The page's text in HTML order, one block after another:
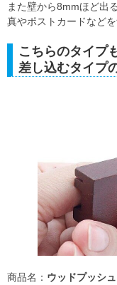
また壁から8mmほど出
真やポストカードなど
こちらのタイプ
差し込むタイプ
商品名： ウッドプッシ